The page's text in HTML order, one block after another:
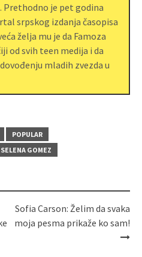
Prethodno je pet godina
srpskog izdanja časopisa
želja mu je da Famoza
od svih teen medija i da
mladih zvezda u
POPULAR
SELENA GOMEZ
Sofia Carson: Želim da svaka
moja pesma prikaže ko sam!